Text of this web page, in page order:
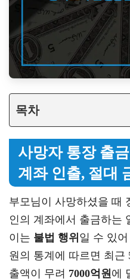
목차
사망자 통장 출
계좌 인출, 절대
부모님이 사망하셨을 때
인의 계좌에서 출금하는
이는 불법 행위 일 수 있
원의 통계에 따르면 최근
출액이 무려 7000억원에